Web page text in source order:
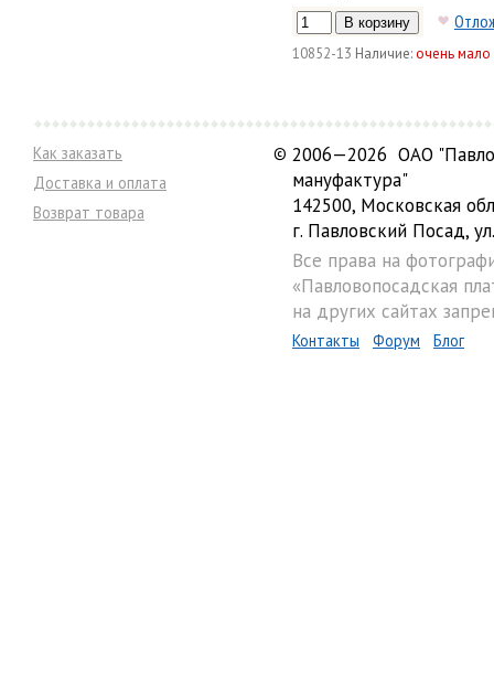
10852-13 Наличие:очень мало
Как заказать
Доставка и оплата
Возврат товара
© 2006—2026 ОАО
мануфактура"
142500, Московская
г. Павловский Посад,
Все права на
«Павловопосадская
на других сайтах
Контакты Форум Блог